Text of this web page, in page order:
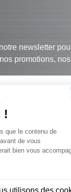
tous droits